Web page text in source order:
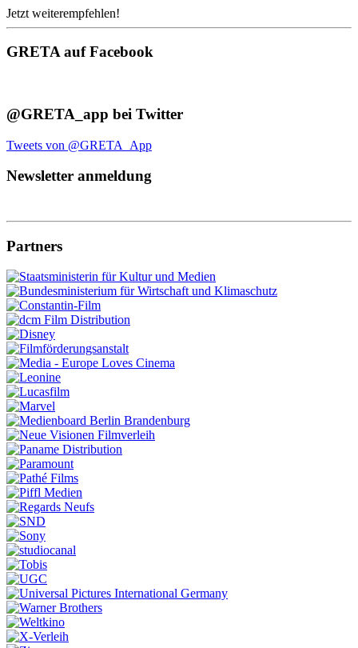
Jetzt weiterempfehlen!
GRETA auf Facebook
@GRETA_app bei Twitter
Tweets von @GRETA_App
Newsletter anmeldung
Partners